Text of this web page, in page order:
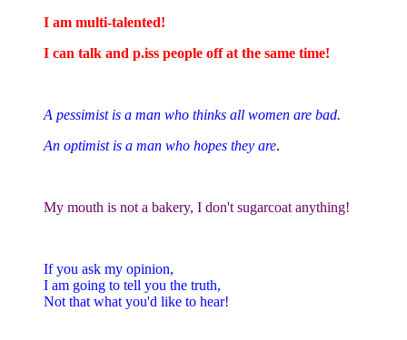
I am multi-talented!
I can talk and p.iss people off at the same time!
A pessimist is a man who thinks all women are bad.
An optimist is a man who hopes they are.
My mouth is not a bakery, I don't sugarcoat anything!
If you ask my opinion,
I am going to tell you the truth,
Not that what you'd like to hear!